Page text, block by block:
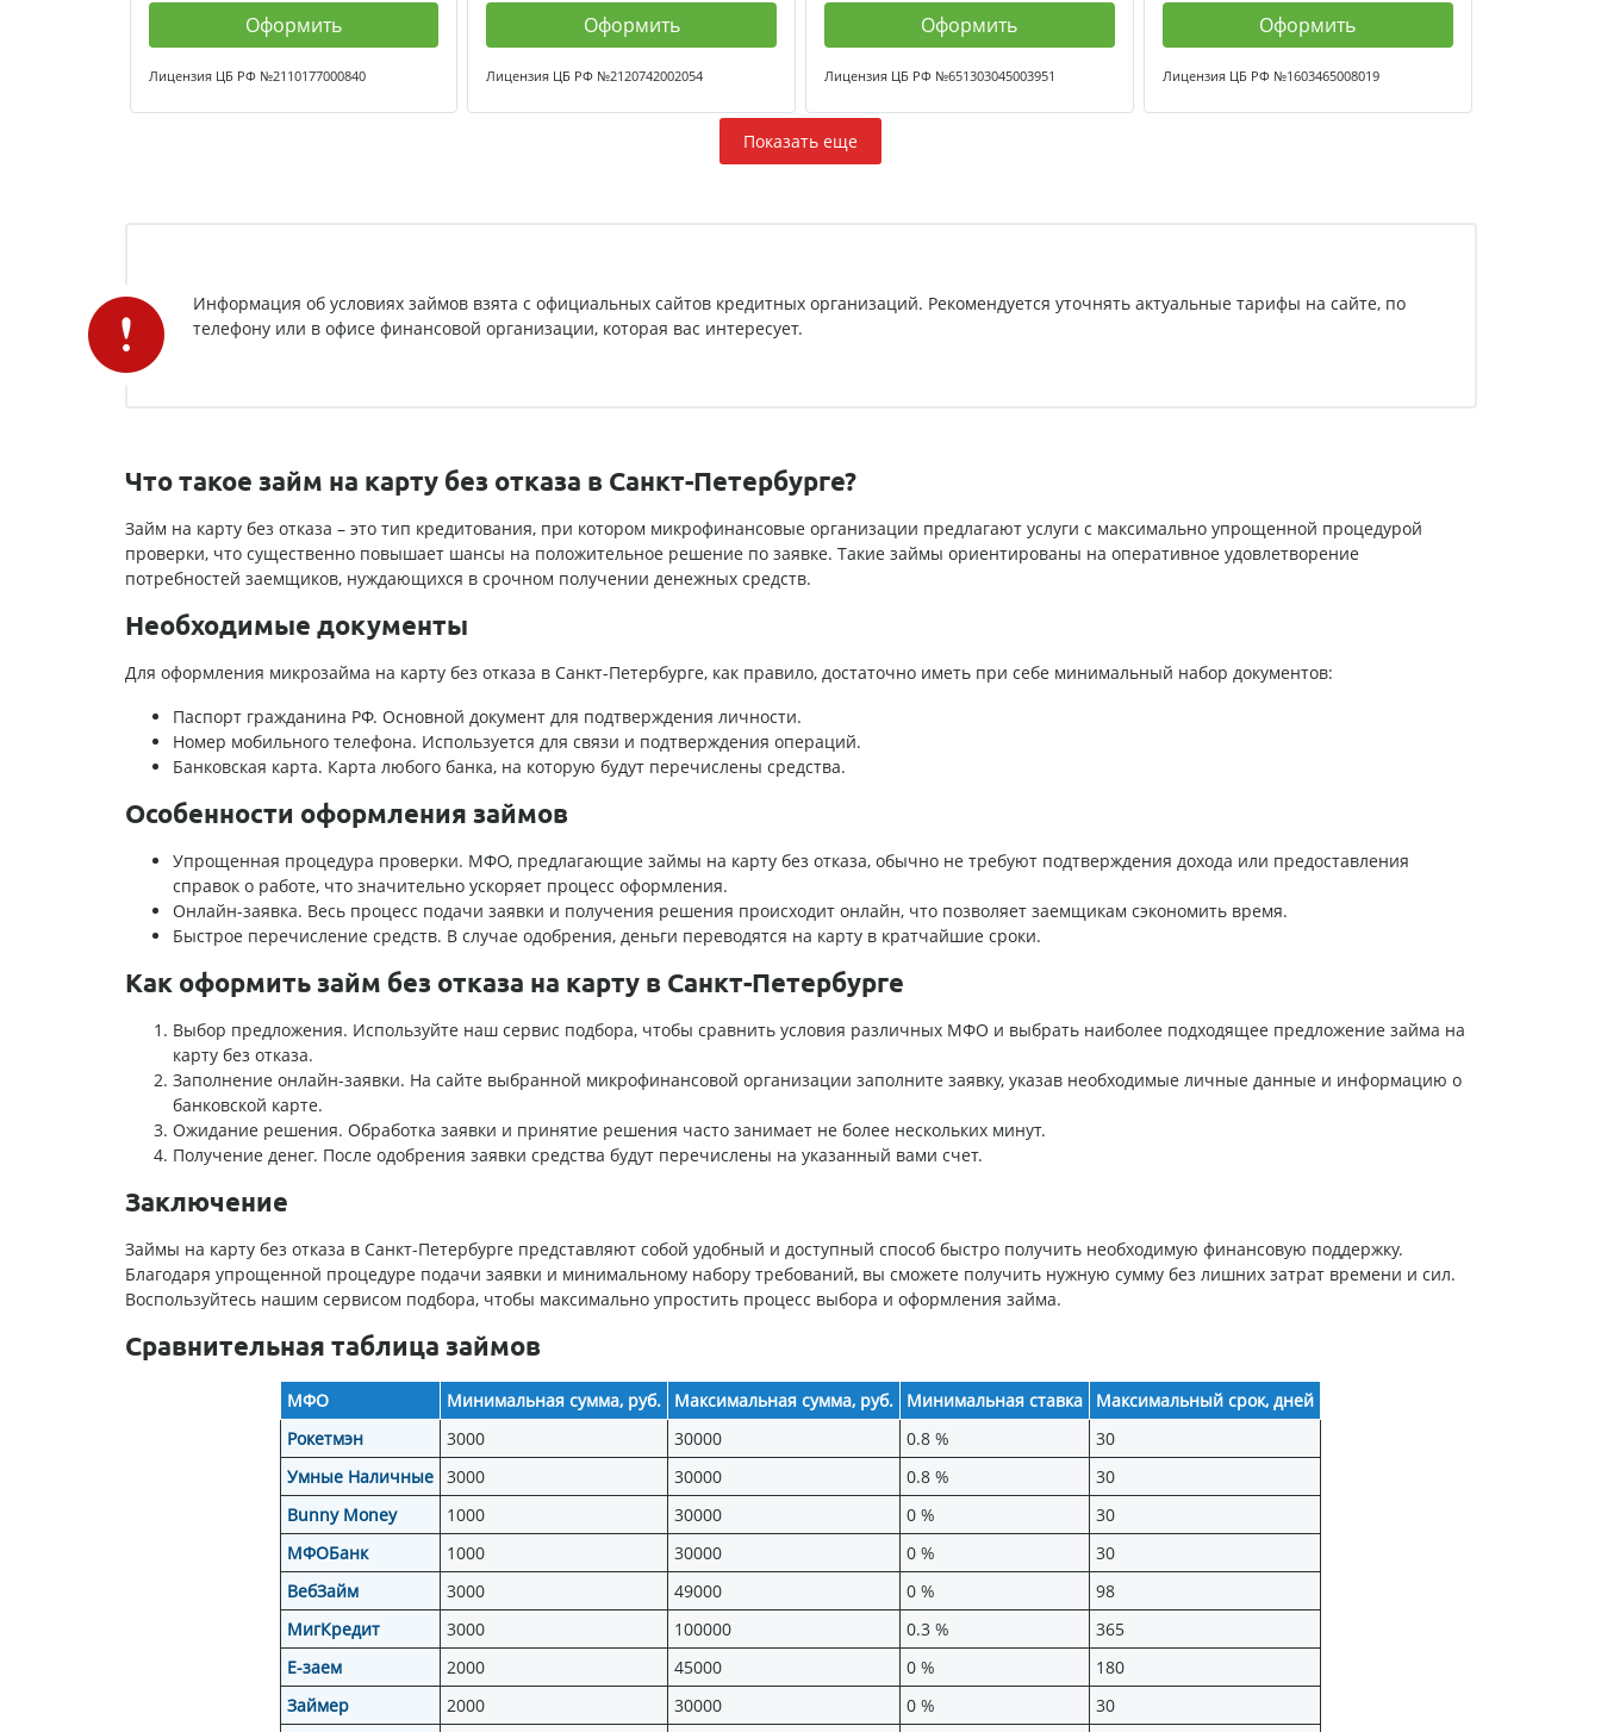
Оформить
Лицензия ЦБ РФ №2110177000840
Оформить
Лицензия ЦБ РФ №2120742002054
Оформить
Лицензия ЦБ РФ №651303045003951
Оформить
Лицензия ЦБ РФ №1603465008019
Показать еще
Информация об условиях займов взята с официальных сайтов кредитных организаций. Рекомендуется уточнять актуальные тарифы на сайте, по
телефону или в офисе финансовой организации, которая вас интересует.
Что такое займ на карту без отказа в Санкт-Петербурге?
Займ на карту без отказа – это тип кредитования, при котором микрофинансовые организации предлагают услуги с максимально упрощенной процедурой
проверки, что существенно повышает шансы на положительное решение по заявке. Такие займы ориентированы на оперативное удовлетворение
потребностей заемщиков, нуждающихся в срочном получении денежных средств.
Необходимые документы
Для оформления микрозайма на карту без отказа в Санкт-Петербурге, как правило, достаточно иметь при себе минимальный набор документов:
Паспорт гражданина РФ. Основной документ для подтверждения личности.
Номер мобильного телефона. Используется для связи и подтверждения операций.
Банковская карта. Карта любого банка, на которую будут перечислены средства.
Особенности оформления займов
Упрощенная процедура проверки. МФО, предлагающие займы на карту без отказа, обычно не требуют подтверждения дохода или предоставления
справок о работе, что значительно ускоряет процесс оформления.
Онлайн-заявка. Весь процесс подачи заявки и получения решения происходит онлайн, что позволяет заемщикам сэкономить время.
Быстрое перечисление средств. В случае одобрения, деньги переводятся на карту в кратчайшие сроки.
Как оформить займ без отказа на карту в Санкт-Петербурге
Выбор предложения. Используйте наш сервис подбора, чтобы сравнить условия различных МФО и выбрать наиболее подходящее предложение займа на
карту без отказа.
Заполнение онлайн-заявки. На сайте выбранной микрофинансовой организации заполните заявку, указав необходимые личные данные и информацию о
банковской карте.
Ожидание решения. Обработка заявки и принятие решения часто занимает не более нескольких минут.
Получение денег. После одобрения заявки средства будут перечислены на указанный вами счет.
Заключение
Займы на карту без отказа в Санкт-Петербурге представляют собой удобный и доступный способ быстро получить необходимую финансовую поддержку.
Благодаря упрощенной процедуре подачи заявки и минимальному набору требований, вы сможете получить нужную сумму без лишних затрат времени и сил.
Воспользуйтесь нашим сервисом подбора, чтобы максимально упростить процесс выбора и оформления займа.
Сравнительная таблица займов
МФО Минимальная сумма, руб. Максимальная сумма, руб. Минимальная ставка
Максимальный срок, дней
Рокетмэн
3000 30000 0.8 %
30
Умные Наличные 3000 30000 0.8 %
30
Bunny Money
1000 30000 0 %
30
МФОБанк
1000 30000 0 %
30
ВебЗайм
3000 49000 0 %
98
МигКредит
3000 100000 0.3 %
365
Е-заем
2000 45000 0 %
180
Займер
2000 30000 0 %
30